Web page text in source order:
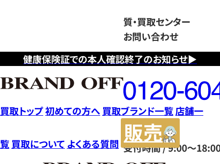
健康保険証での本人確認終了のお知らせ▶
質・買取センター
お問い合わせ
フ
リ
ー
ダ
イ
ヤ
ル
受付時間 / 9:00～
買取トップ初めての方へ 買取ブランド一覧店舗一
覧 買取について よくある質問
サ